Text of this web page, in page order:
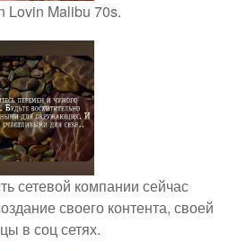
Lovin Malibu 70s.
сетевой компании сейчас
своего контента, своей
в соц сетях.